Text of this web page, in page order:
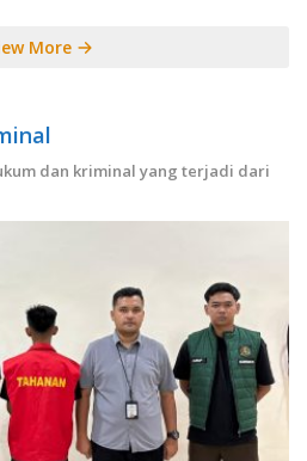
More
dan kriminal yang terjadi dari